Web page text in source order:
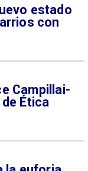
estado
con
Campillai-
Ética